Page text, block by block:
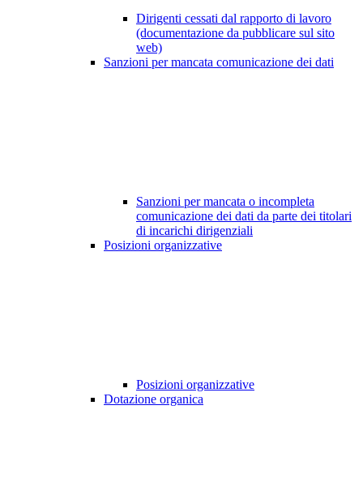
Dirigenti cessati dal rapporto di lavoro
(documentazione da pubblicare sul sito
web)
Sanzioni per mancata comunicazione dei dati
Sanzioni per mancata o incompleta
comunicazione dei dati da parte dei titolari
di incarichi dirigenziali
Posizioni organizzative
Posizioni organizzative
Dotazione organica